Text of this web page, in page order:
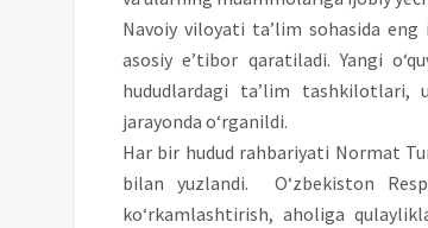
Navoiy viloyati ta’lim sohasida
asosiy e’tibor qaratiladi. Yangi
hududlardagi ta’lim tashkilotlari,
jarayonda o‘rganildi.
Har bir hudud rahbariyati Normat
bilan yuzlandi. O‘zbekiston
ko‘rkamlashtirish, aholiga